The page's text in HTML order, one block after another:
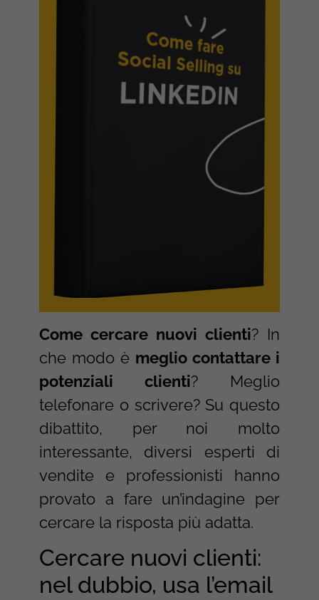
Come cercare nuovi clienti? In
che modo è meglio contattare i
potenziali clienti? Meglio
telefonare o scrivere? Su questo
dibattito, per noi molto
interessante, diversi esperti di
vendite e professionisti hanno
provato a fare un’indagine per
cercare la risposta più adatta.
Cercare nuovi clienti:
nel dubbio, usa l’email